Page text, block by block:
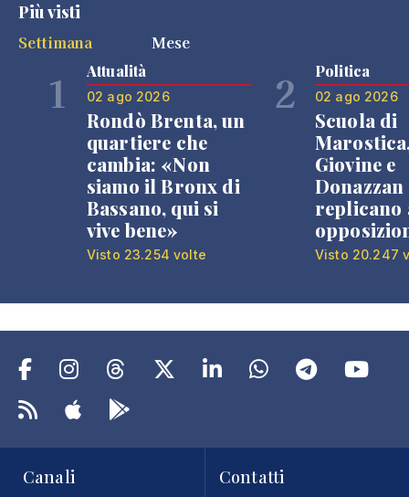
Più visti
Settimana
Mese
1 Attualità
02 ago 2026
Rondò Brenta, un
quartiere che
cambia: «Non
siamo il Bronx di
Bassano, qui si
vive bene»
Visto 23.254 volte
2 Politica
02 ago 2026
Scuola di
Giovine e
Donazzan
replicano
Visto 20.247
Canali Contatti